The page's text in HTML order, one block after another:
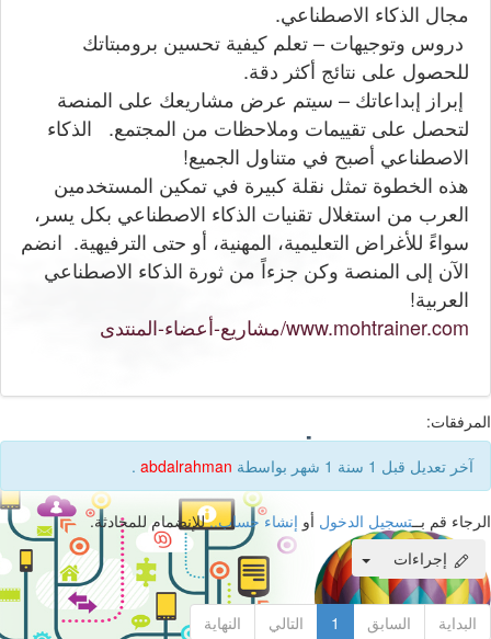
experience
مجال الذكاء الاصطناعي.
دروس وتوجيهات – تعلم كيفية تحسين برومبتاتك
للحصول على نتائج أكثر دقة.
إبراز إبداعاتك – سيتم عرض مشاريعك على المنصة
لتحصل على تقييمات وملاحظات من المجتمع. الذكاء
الاصطناعي أصبح في متناول الجميع!
هذه الخطوة تمثل نقلة كبيرة في تمكين المستخدمين
العرب من استغلال تقنيات الذكاء الاصطناعي بكل يسر،
سواءً للأغراض التعليمية، المهنية، أو حتى الترفيهية. انضم
الآن إلى المنصة وكن جزءاً من ثورة الذكاء الاصطناعي
العربية!
www.mohtrainer.com/مشاريع-أعضاء-المنتدى
المرفقات:
آخر تعديل قبل 1 سنة 1 شهر بواسطة abdalrahman
.
الرجاء قم بــتسجيل الدخول أو إنشاء حساب..للإنضمام للمحادثة.
إجراءات
البداية السابق 1 التالي النهاية